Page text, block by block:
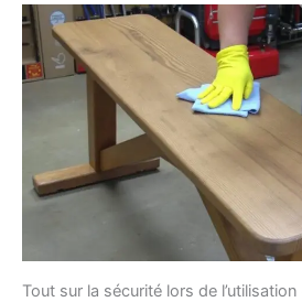
Tout sur la sécurité lors de